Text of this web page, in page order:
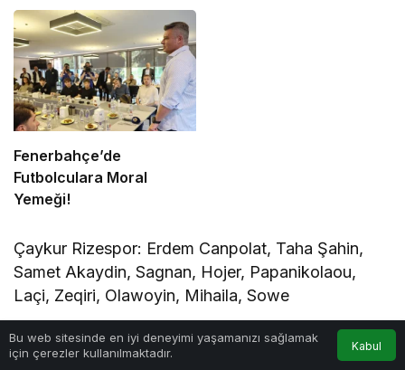
Fenerbahçe’de
Futbolculara Moral
Yemeği!
Çaykur Rizespor: Erdem Canpolat, Taha Şahin,
Samet Akaydin, Sagnan, Hojer, Papanikolaou,
Laçi, Zeqiri, Olawoyin, Mihaila, Sowe
Galatasaray: Uğurcan Çakır, Sallai, Sanchez,
Abdülkerim Bardakçı, Jakobs, Torreira, Sara, Barış
Bu web sitesinde en iyi deneyimi yaşamanızı sağlamak
için çerezler kullanılmaktadır.
Kabul